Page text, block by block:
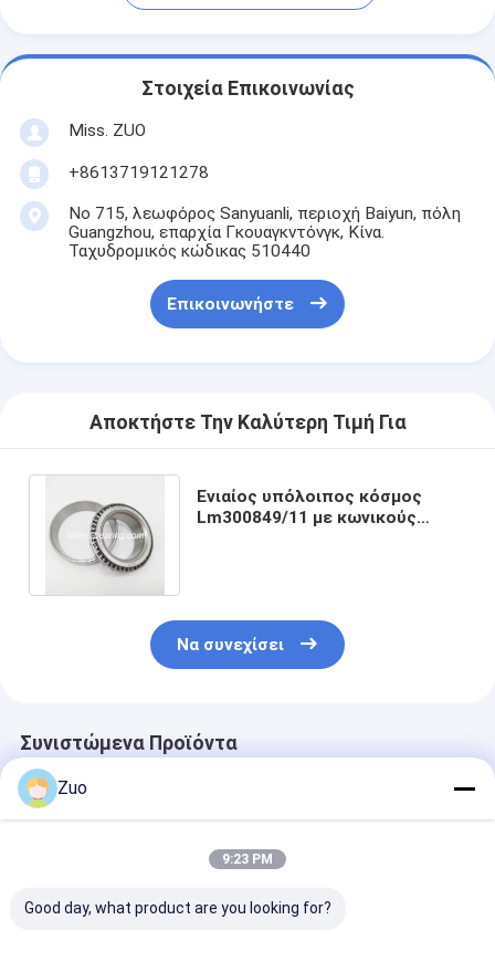
Στοιχεία Επικοινωνίας
Miss. ZUO
+8613719121278
Νο 715, λεωφόρος Sanyuanli, περιοχή Baiyun, πόλη
Guangzhou, επαρχία Γκουαγκντόνγκ, Κίνα.
Ταχυδρομικός κώδικας 510440
Επικοινωνήστε
Αποκτήστε Την Καλύτερη Τιμή Για
Ενιαίος υπόλοιπος κόσμος
Lm300849/11 με κωνικούς
Να συνεχίσει
Συνιστώμενα Προϊόντα
Zuo
9:23 PM
Good day, what product are you looking for?